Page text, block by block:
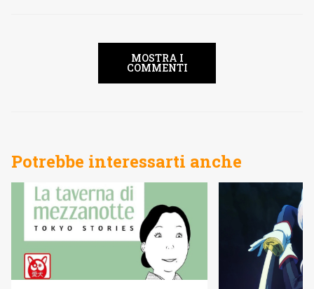
MOSTRA I
COMMENTI
Potrebbe interessarti anche